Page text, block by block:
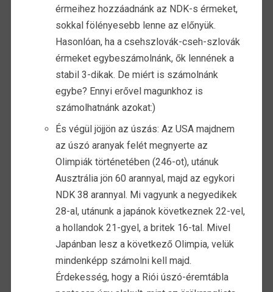
érmeihez hozzáadnánk az NDK-s érmeket,
sokkal fölényesebb lenne az előnyük.
Hasonlóan, ha a csehszlovák-cseh-szlovák
érmeket egybeszámolnánk, ők lennének a
stabil 3-dikak. De miért is számolnánk
egybe? Ennyi erővel magunkhoz is
számolhatnánk azokat:)
És végül jöjjön az úszás: Az USA majdnem
az úszó aranyak felét megnyerte az
Olimpiák történetében (246-ot), utánuk
Ausztrália jön 60 arannyal, majd az egykori
NDK 38 arannyal. Mi vagyunk a negyedikek
28-al, utánunk a japánok következnek 22-vel,
a hollandok 21-gyel, a britek 16-tal. Mivel
Japánban lesz a következő Olimpia, velük
mindenképp számolni kell majd.
Érdekesség, hogy a Riói úszó-éremtábla